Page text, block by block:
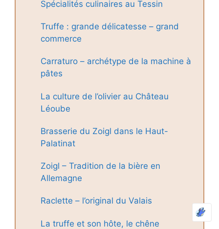
Spécialités culinaires au Tessin
Truffe : grande délicatesse – grand
commerce
Carraturo – archétype de la machine à
pâtes
La culture de l’olivier au Château
Léoube
Brasserie du Zoigl dans le Haut-
Palatinat
Zoigl – Tradition de la bière en
Allemagne
Raclette – l’original du Valais
La truffe et son hôte, le chêne